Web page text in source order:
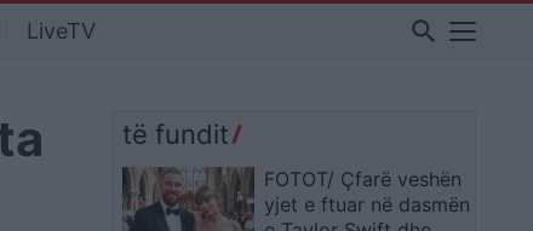
LiveTV search
të fundit
FOTOT/ Çfarë veshën
yjet e ftuar në dasmën